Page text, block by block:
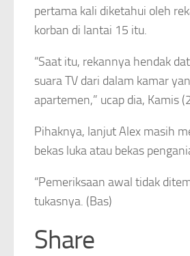
pertama kali diketahui oleh
korban di lantai 15 itu.
“Saat itu, rekannya hendak
suara TV dari dalam kamar
apartemen,” ucap dia, Kamis
Pihaknya, lanjut Alex masih
bekas luka atau bekas
“Pemeriksaan awal tidak
tukasnya. (Bas)
Share